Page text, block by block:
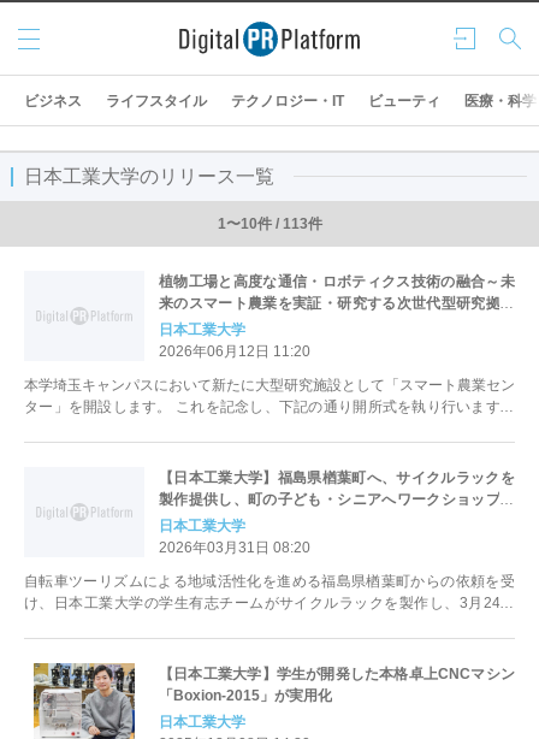
ログ
イン
検索
メニ
ュー
ビジネス ライフスタイル テクノロジー・IT ビューティ 医療・科学
日本工業大学のリリース一覧
1〜10件 / 113件
植物工場と高度な通信・ロボティクス技術の融合～未
来のスマート農業を実証・研究する次世代型研究拠点
を開設
日本工業大学
2026年06月12日 11:20
本学埼玉キャンパスにおいて新たに大型研究施設として「スマート農業セン
ター」を開設します。 これを記念し、下記の通り開所式を執り行います。
【日本工業大学】福島県楢葉町へ、サイクルラックを
製作提供し、町の子ども・シニアへワークショップを
開催
日本工業大学
2026年03月31日 08:20
自転車ツーリズムによる地域活性化を進める福島県楢葉町からの依頼を受
け、日本工業大学の学生有志チームがサイクルラックを製作し、3月24日
【日本工業大学】学生が開発した本格卓上CNCマシン
「Boxion-2015」が実用化
日本工業大学